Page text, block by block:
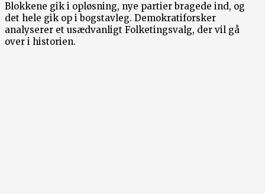
Blokkene gik i opløsning, nye partier bragede ind, og
det hele gik op i bogstavleg. Demokratiforsker
analyserer et usædvanligt Folketingsvalg, der vil gå
over i historien.